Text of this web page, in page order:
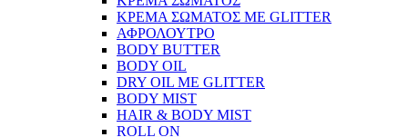
ΚΡΕΜΑ ΣΩΜΑΤΟΣ ΜΕ GLITTER
ΑΦΡΟΛΟΥΤΡΟ
BODY BUTTER
BODY OIL
DRY OIL ΜΕ GLITTER
BODY MIST
HAIR & BODY MIST
ROLL ON